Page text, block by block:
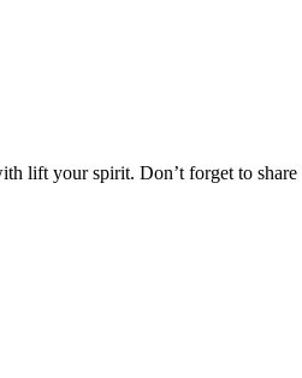
lift your spirit. Don’t forget to share